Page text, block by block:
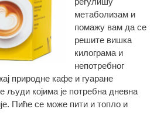
метаболизам и
помажу вам да се
решите вишка
килограма и
непотребног
природне кафе и гуаране
људи којима је потребна дневна
Пиће се може пити и топло и